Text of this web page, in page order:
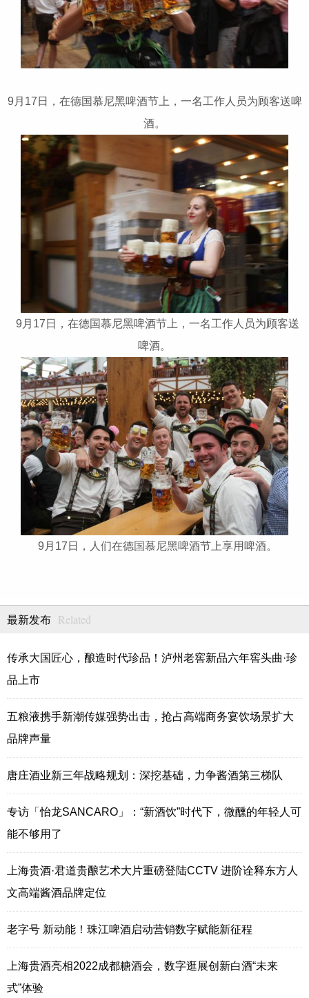
9月17日，在德国慕尼黑啤酒节上，一名工作人员为顾客送啤
酒。
9月17日，在德国慕尼黑啤酒节上，一名工作人员为顾客送
啤酒。
9月17日，人们在德国慕尼黑啤酒节上享用啤酒。
最新发布 Related
传承大国匠心，酿造时代珍品！泸州老窖新品六年窖头曲·珍
品上市
五粮液携手新潮传媒强势出击，抢占高端商务宴饮场景扩大
品牌声量
唐庄酒业新三年战略规划：深挖基础，力争酱酒第三梯队
专访「怡龙SANCARO」：“新酒饮”时代下，微醺的年轻人可
能不够用了
上海贵酒·君道贵酿艺术大片重磅登陆CCTV 进阶诠释东方人
文高端酱酒品牌定位
老字号 新动能！珠江啤酒启动营销数字赋能新征程
上海贵酒亮相2022成都糖酒会，数字逛展创新白酒“未来
式”体验